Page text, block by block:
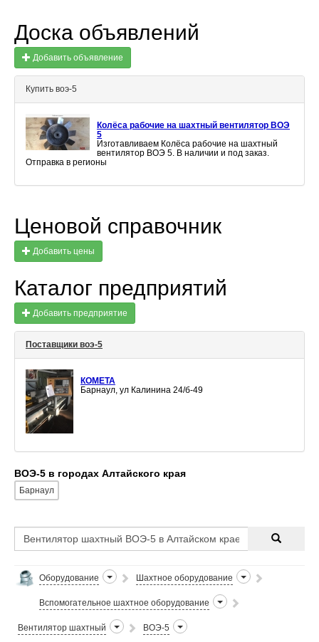
Доска объявлений
Добавить объявление
Купить воэ-5
Колёса рабочие на шахтный вентилятор ВОЭ
5
Изготавливаем Колёса рабочие на шахтный
вентилятор ВОЭ 5. В наличии и под заказ.
Отправка в регионы
Ценовой справочник
Добавить цены
Каталог предприятий
Добавить предприятие
Поставщики воэ-5
КОМЕТА
Барнаул, ул Калинина 24/б-49
ВОЭ-5 в городах Алтайского края
Барнаул
Оборудование Шахтное оборудование
Вспомогательное шахтное оборудование
Вентилятор шахтный ВОЭ-5